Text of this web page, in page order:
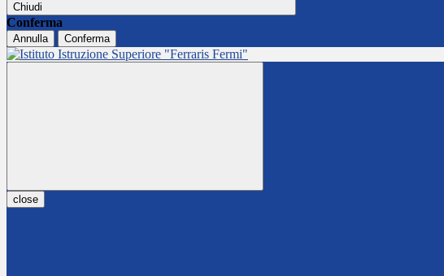
Chiudi
Conferma
Annulla Conferma
close